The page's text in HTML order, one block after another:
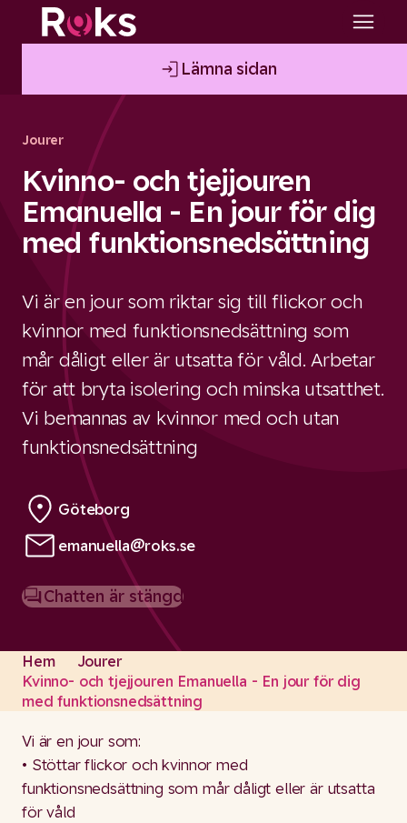
Lämna sidan
Jourer
Kvinno- och tjejjouren
Emanuella - En jour för dig
med funktionsnedsättning
Vi är en jour som riktar sig till flickor och
kvinnor med funktionsnedsättning som
mår dåligt eller är utsatta för våld. Arbetar
för att bryta isolering och minska utsatthet.
Vi bemannas av kvinnor med och utan
funktionsnedsättning
Göteborg
Email:
emanuella@roks.se
Chatten är stängd
Hem
Jourer
Kvinno- och tjejjouren Emanuella - En jour för dig
med funktionsnedsättning
Vi är en jour som:
• Stöttar flickor och kvinnor med
funktionsnedsättning som mår dåligt eller är utsatta
för våld